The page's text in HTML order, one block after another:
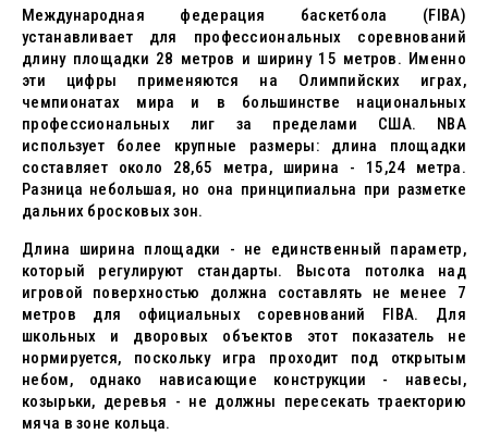
Международная федерация баскетбола (FIBA)
устанавливает для профессиональных соревнований
длину площадки 28 метров и ширину 15 метров. Именно
эти цифры применяются на Олимпийских играх,
чемпионатах мира и в большинстве национальных
профессиональных лиг за пределами США. NBA
использует более крупные размеры: длина площадки
составляет около 28,65 метра, ширина - 15,24 метра.
Разница небольшая, но она принципиальна при разметке
дальних бросковых зон.
Длина ширина площадки - не единственный параметр,
который регулируют стандарты. Высота потолка над
игровой поверхностью должна составлять не менее 7
метров для официальных соревнований FIBA. Для
школьных и дворовых объектов этот показатель не
нормируется, поскольку игра проходит под открытым
небом, однако нависающие конструкции - навесы,
козырьки, деревья - не должны пересекать траекторию
мяча в зоне кольца.